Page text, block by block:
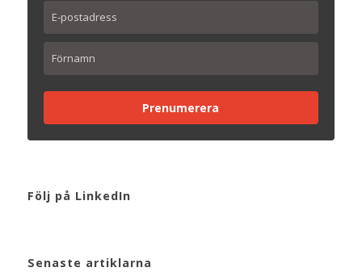
Prenumerera
Följ på LinkedIn
Senaste artiklarna